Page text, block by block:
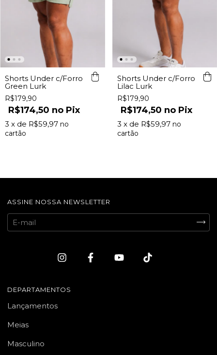
Shorts Under c/Forro
Green Lurk
R$179,90
R$174,50 Pix
3 x de R$59,97
Shorts Under c/Forro
Lilac Lurk
R$179,90
R$174,50 Pix
3 x de R$59,97
ASSINE NOSSA NEWSLETTER
DEPARTAMENTOS
Lançamentos
Meias
Masculino